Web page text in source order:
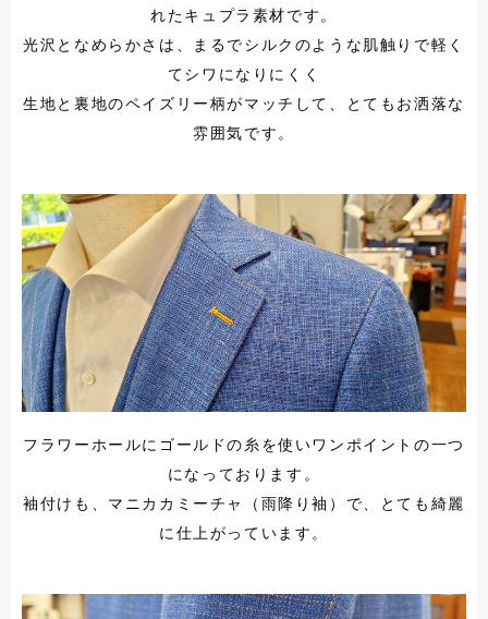
れたキュプラ素材です。
光沢となめらかさは、まるでシルクのような肌触りで軽く
てシワになりにくく
生地と裏地のペイズリー柄がマッチして、とてもお洒落な
雰囲気です。
フラワーホールにゴールドの糸を使いワンポイントの一つ
になっております。
袖付けも、マニカカミーチャ（雨降り袖）で、とても綺麗
に仕上がっています。